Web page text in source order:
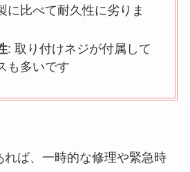
に比べて耐久性に劣りま
: 取り付けネジが付属して
も多いです
ば、一時的な修理や緊急時